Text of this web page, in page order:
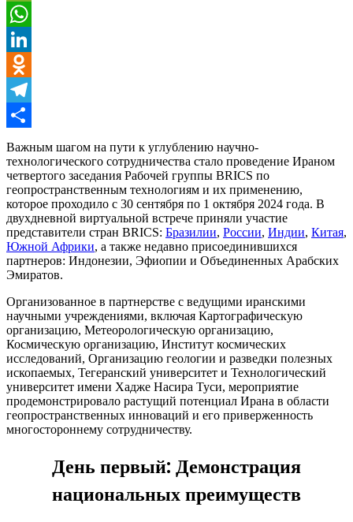
WeChat
WhatsApp
LinkedIn
Odnoklassniki
Telegram
Отправить
Важным шагом на пути к углублению научно-
технологического сотрудничества стало проведение Ираном
четвертого заседания Рабочей группы BRICS по
геопространственным технологиям и их применению,
которое проходило с 30 сентября по 1 октября 2024 года. В
двухдневной виртуальной встрече приняли участие
представители стран BRICS: Бразилии, России, Индии, Китая,
Южной Африки, а также недавно присоединившихся
партнеров: Индонезии, Эфиопии и Объединенных Арабских
Эмиратов.
Организованное в партнерстве с ведущими иранскими
научными учреждениями, включая Картографическую
организацию, Метеорологическую организацию,
Космическую организацию, Институт космических
исследований, Организацию геологии и разведки полезных
ископаемых, Тегеранский университет и Технологический
университет имени Хадже Насира Туси, мероприятие
продемонстрировало растущий потенциал Ирана в области
геопространственных инноваций и его приверженность
многостороннему сотрудничеству.
День первый: Демонстрация
национальных преимуществ